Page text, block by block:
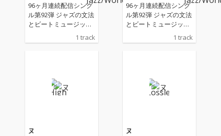
96ヶ月連続配信シング
ル第92弾 ジャズの文法
とビートミュージック
的な一曲 目まぐるしく
能な領域へと広がって
1 track
96ヶ月連続配信シング
ル第92弾 ジャズの文法
とビートミュージック
の感覚が交錯する実験
的な一曲 目まぐるしく
能な領域へと広がって
1 track
ヌ ヌ